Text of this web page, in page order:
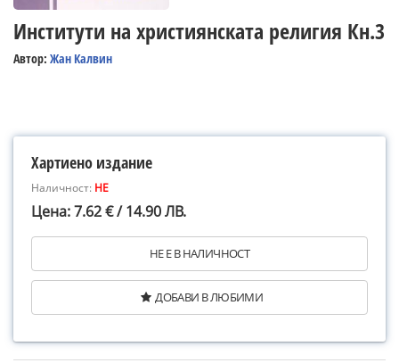
Институти на християнската религия Кн.3
Автор: Жан Калвин
Хартиено издание
Наличност: НЕ
Цена: 7.62 € / 14.90 ЛВ.
НЕ Е В НАЛИЧНОСТ
ДОБАВИ В ЛЮБИМИ